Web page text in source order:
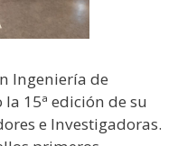
Ingeniería de
15ª edición de su
e Investigadoras.